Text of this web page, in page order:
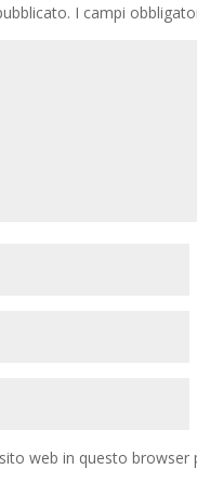
I campi
web in questo